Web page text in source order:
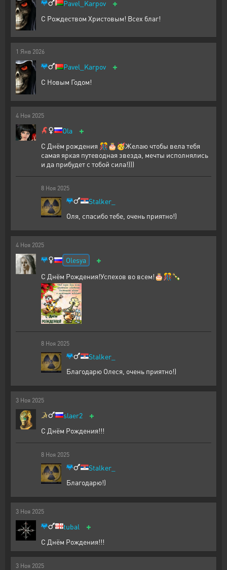
Pavel_Karpov +
С Рождеством Христовым! Всех благ!
1 Янв 2026
Pavel_Karpov +
С Новым Годом!
4 Ноя 2025
Ola +
С Днём рождения 🎊🎂🥳Желаю чтобы вела тебя
самая яркая путеводная звезда, мечты исполнялись
и да прибудет с тобой сила!)))
8 Ноя 2025
Stalker_
Оля, спасибо тебе, очень приятно!)
4 Ноя 2025
Olesya +
С Днём Рождения!Успехов во всем!🎂🎊🍾
8 Ноя 2025
Stalker_
Благодарю Олеся, очень приятно!)
3 Ноя 2025
slaer2 +
С Днём Рождения!!!
8 Ноя 2025
Stalker_
Благодарю!)
3 Ноя 2025
tubal +
С Днём Рождения!!!
3 Ноя 2025